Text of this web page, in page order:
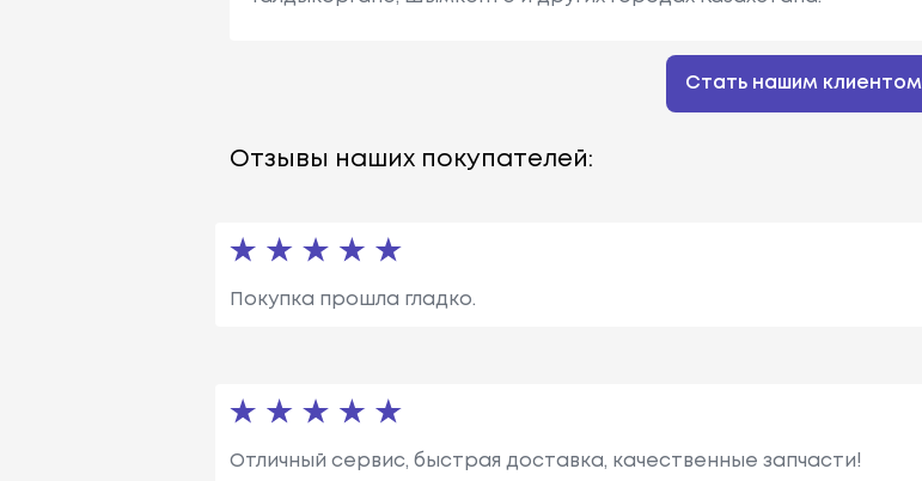
Стать нашим клиентом
Отзывы наших покупателей:
Покупка прошла гладко.
Отличный сервис, быстрая доставка, качественные запчасти!